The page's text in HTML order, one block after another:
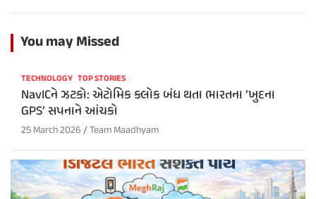
You may Missed
TECHNOLOGY TOP STORIES
NavICને ઝટકો: એટોમિક ક્લોક બંધ થતા ભારતના ‘ખુદના
GPS’ સપનાને આંચકો
25 March 2026 Team Maadhyam